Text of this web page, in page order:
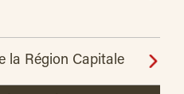
la Région Capitale